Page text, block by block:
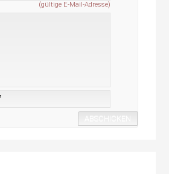
(gültige E-Mail-Adresse)